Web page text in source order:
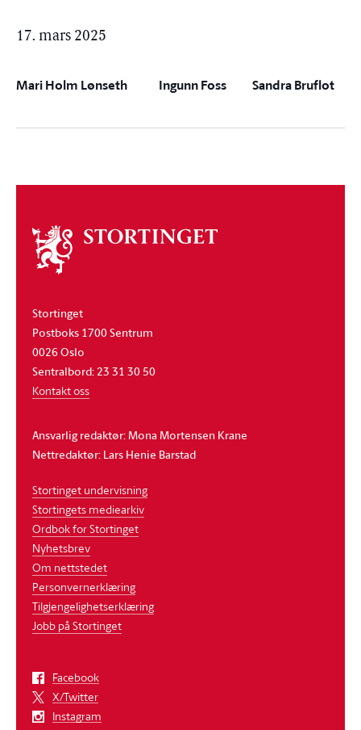
17. mars 2025
Mari Holm Lønseth Ingunn Foss Sandra Bruflot
Om
stortinget
Stortinget
Postboks 1700 Sentrum
0026 Oslo
Sentralbord: 23 31 30 50
Kontakt oss
Ansvarlig redaktør: Mona Mortensen Krane
Nettredaktør: Lars Henie Barstad
Stortinget undervisning
Stortingets mediearkiv
Ordbok for Stortinget
Nyhetsbrev
Om nettstedet
Personvernerklæring
Tilgjengelighetserklæring
Jobb på Stortinget
Facebook
X/Twitter
Instagram